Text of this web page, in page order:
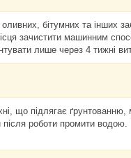
бітумних та інших
зачистити машинним
лише через 4 тижні
що підлягає
роботи промити